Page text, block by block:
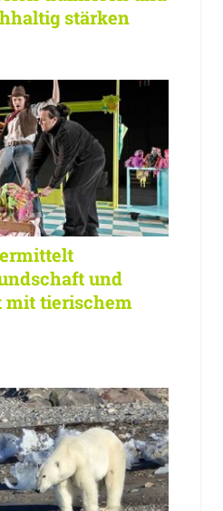
stärken
und
mit tierischem